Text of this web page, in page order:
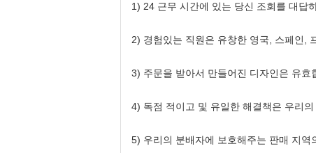
1) 24 근무 시간에 있는 당신 조회를 대답
2) 경험있는 직원은 유창한 영국, 스페인,
3) 주문을 받아서 만들어진 디자인은 유효
4) 독점 적이고 및 유일한 해결책은 우리
5) 우리의 분배자에 보호해주는 판매 지역